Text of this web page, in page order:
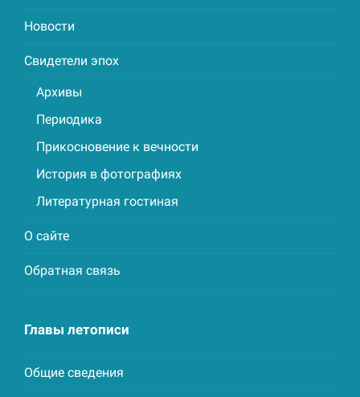
Новости
Свидетели эпох
Архивы
Периодика
Прикосновение к вечности
История в фотографиях
Литературная гостиная
О сайте
Обратная связь
Главы летописи
Общие сведения